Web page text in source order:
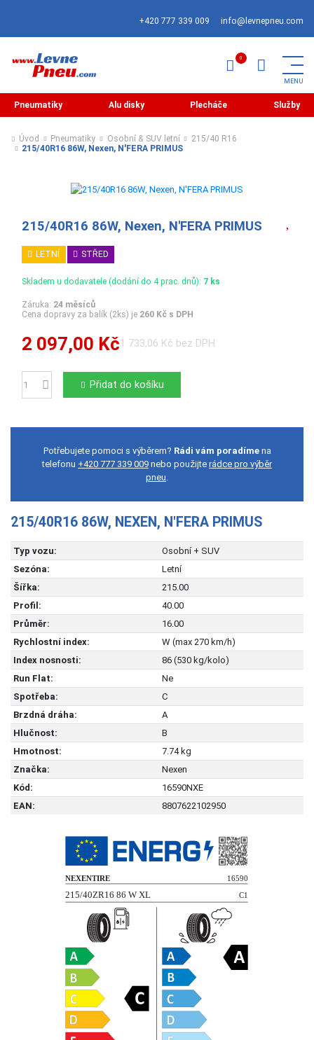
+420 777 339 009 info@levnepneu.com
Pneumatiky Alu disky Plecháče Služby
Úvod Pneumatiky Osobní & SUV letní
215/40 R16
215/40R16 86W, Nexen, N'FERA PRIMUS
215/40R16 86W, Nexen, N'FERA PRIMUS
LETNÍ STŘED
Skladem u dodavatele (dodání do 4 prac. dnů): 7 ks
Záruka: 24 měsíců
Cena dopravy za balík (2ks) je 260 Kč s DPH
2 097,00 Kč1 733,06 Kč bez DPH
Počet Přidat do košíku
Potřebujete pomoci s výběrem? Rádi vám poradímena
telefonu +420 777 339 009 nebo použijte rádce pro výběr
pneu.
215/40R16 86W, NEXEN, N'FERA PRIMUS
Typ vozu:
Osobní + SUV
Sezóna:
Letní
Šířka:
215.00
Profil:
40.00
Průměr:
16.00
Rychlostní index:
W (max 270 km/h)
Index nosnosti:
86 (530 kg/kolo)
Run Flat:
Ne
Spotřeba:
C
Brzdná dráha:
A
Hlučnost:
B
Hmotnost:
7.74 kg
Značka:
Nexen
Kód:
16590NXE
EAN:
8807622102950